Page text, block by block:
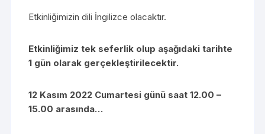
Etkinliğimizin dili İngilizce olacaktır.
Etkinliğimiz tek seferlik olup aşağıdaki tarihte
1 gün olarak gerçekleştirilecektir.
12 Kasım 2022 Cumartesi günü saat 12.00 –
15.00 arasında…